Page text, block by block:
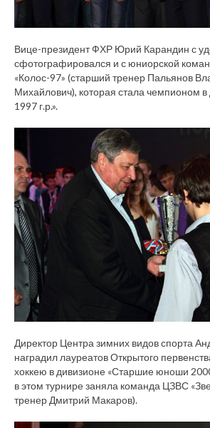
Вице-президент ФХР Юрий Карандин с
сфотографировался и с юниорской
«Колос-97» (старший тренер Пальянов
Михайлович), которая стала чемпионом
1997 г.р.».
Директор Центра зимних видов спорта
наградил лауреатов Открытого
хоккею в дивизионе «Старшие юноши
в этом турнире заняла команда ЦЗВС
тренер Дмитрий Макаров).